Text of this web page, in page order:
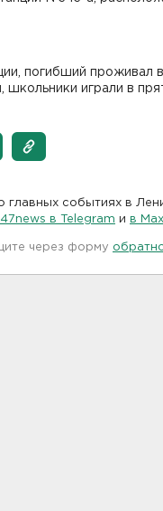
погибший проживал
играли в
главных событиях в
в Telegram и в Maх
через форму